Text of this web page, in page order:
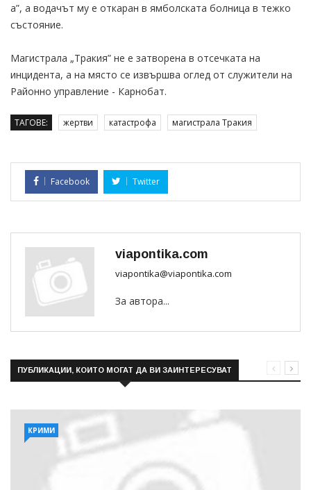
а”, а водачът му е откаран в ямболската болница в тежко
състояние.
Магистрала „Тракия” не е затворена в отсечката на
инцидента, а на място се извършва оглед от служители на
Районно управление - Карнобат.
ТАГОВЕ: жертви катастрофа магистрала Тракия
Facebook Twitter
viapontika.com
viapontika@viapontika.com
За автора...
ПУБЛИКАЦИИ, КОИТО МОГАТ ДА ВИ ЗАИНТЕРЕСУВАТ
КРИМИ